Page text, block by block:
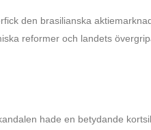
den brasilianska
reformer och landets
hade en betydande